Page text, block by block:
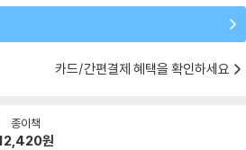
카드/간편결제 혜택을 확인하세요
종이책
원